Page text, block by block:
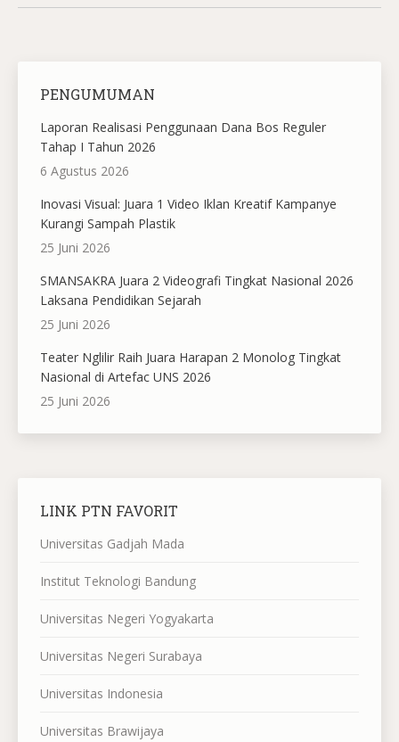
PENGUMUMAN
Laporan Realisasi Penggunaan Dana Bos Reguler
Tahap I Tahun 2026
6 Agustus 2026
Inovasi Visual: Juara 1 Video Iklan Kreatif Kampanye
Kurangi Sampah Plastik
25 Juni 2026
SMANSAKRA Juara 2 Videografi Tingkat Nasional 2026
Laksana Pendidikan Sejarah
25 Juni 2026
Teater Nglilir Raih Juara Harapan 2 Monolog Tingkat
Nasional di Artefac UNS 2026
25 Juni 2026
LINK PTN FAVORIT
Universitas Gadjah Mada
Institut Teknologi Bandung
Universitas Negeri Yogyakarta
Universitas Negeri Surabaya
Universitas Indonesia
Universitas Brawijaya